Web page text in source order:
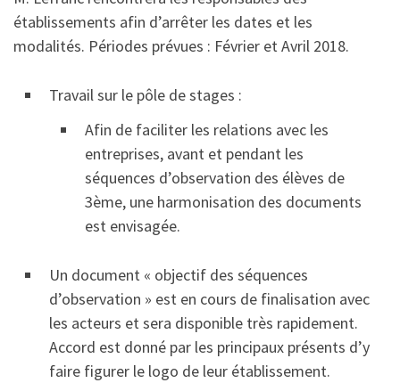
établissements afin d’arrêter les dates et les
modalités. Périodes prévues : Février et Avril 2018.
Travail sur le pôle de stages :
Afin de faciliter les relations avec les
entreprises, avant et pendant les
séquences d’observation des élèves de
3ème, une harmonisation des documents
est envisagée.
Un document « objectif des séquences
d’observation » est en cours de finalisation avec
les acteurs et sera disponible très rapidement.
Accord est donné par les principaux présents d’y
faire figurer le logo de leur établissement.